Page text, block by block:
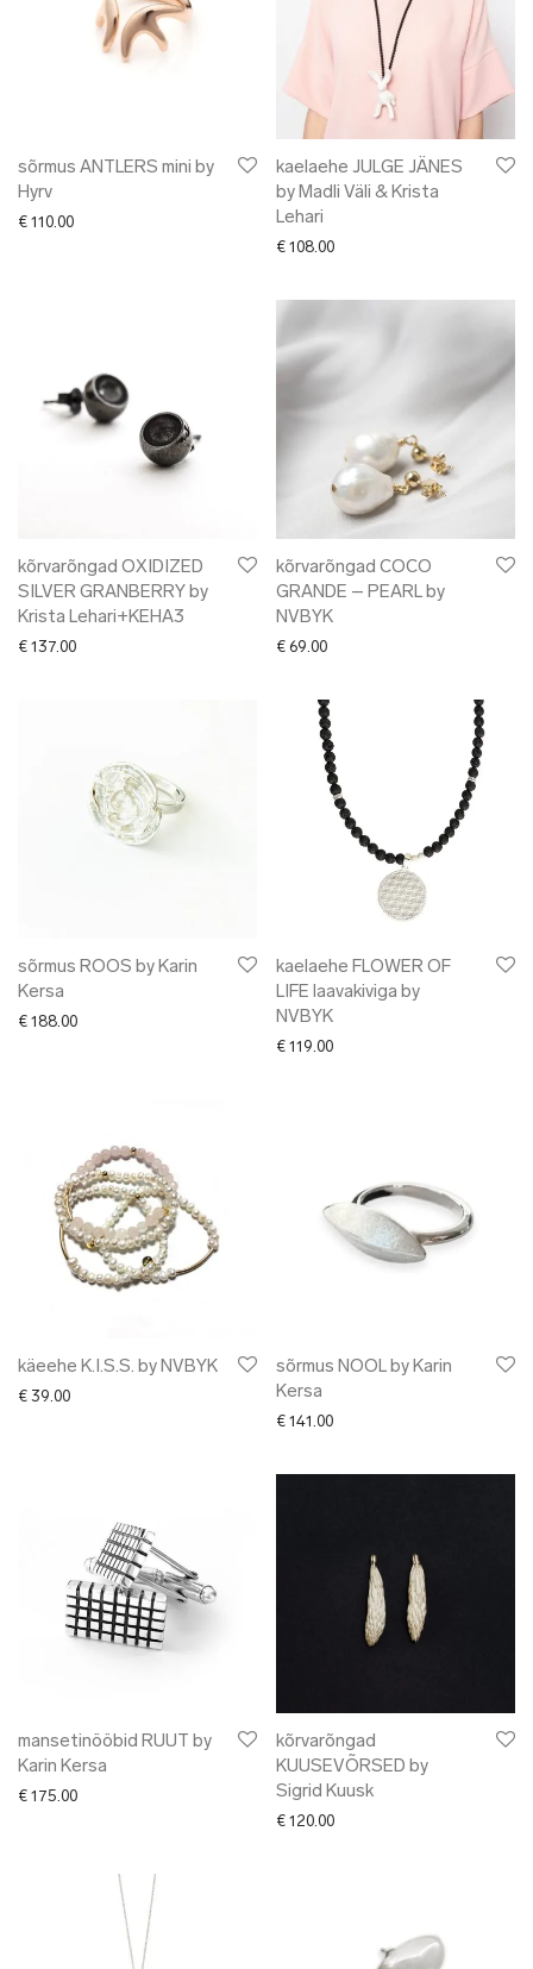
sõrmus ANTLERS mini by
Hyrv
€ 110.00
kaelaehe JULGE JÄNES
by Madli Väli & Krista
Lehari
€ 108.00
kõrvarõngad OXIDIZED
SILVER GRANBERRY by
Krista Lehari+KEHA3
€ 137.00
kõrvarõngad COCO
GRANDE – PEARL by
NVBYK
€ 69.00
sõrmus ROOS by Karin
Kersa
€ 188.00
kaelaehe FLOWER OF
LIFE laavakiviga by
NVBYK
€ 119.00
käeehe K.I.S.S. by NVBYK
€ 39.00
sõrmus NOOL by Karin
Kersa
€ 141.00
mansetinööbid RUUT by
Karin Kersa
€ 175.00
kõrvarõngad
KUUSEVÕRSED by
Sigrid Kuusk
€ 120.00